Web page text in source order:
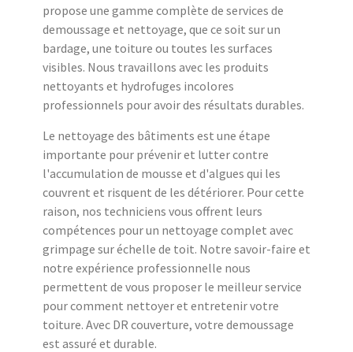
propose une gamme complète de services de
demoussage et nettoyage, que ce soit sur un
bardage, une toiture ou toutes les surfaces
visibles. Nous travaillons avec les produits
nettoyants et hydrofuges incolores
professionnels pour avoir des résultats durables.
Le nettoyage des bâtiments est une étape
importante pour prévenir et lutter contre
l'accumulation de mousse et d'algues qui les
couvrent et risquent de les détériorer. Pour cette
raison, nos techniciens vous offrent leurs
compétences pour un nettoyage complet avec
grimpage sur échelle de toit. Notre savoir-faire et
notre expérience professionnelle nous
permettent de vous proposer le meilleur service
pour comment nettoyer et entretenir votre
toiture. Avec DR couverture, votre demoussage
est assuré et durable.